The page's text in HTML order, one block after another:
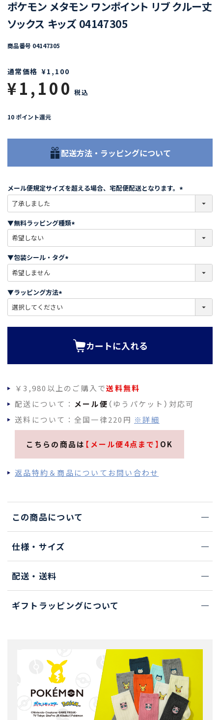
ポケモン メタモン ワンポイント リブ クルー丈
ソックス キッズ 04147305
商品番号 04147305
通常価格 ¥1,100
¥1,100 税込
10 ポイント還元
配送方法・ラッピングについて
メール便規定サイズを超える場合、宅配便配送となります。
必
)
▼無料ラッピング種類
必
)
▼包装シール・タグ
必
)
▼ラッピング方法
必
カートに入れる
￥3,980以上のご購入で送料無料
配送について： メール便 （ゆうパケット）対応可
送料について：全国一律220円 ※詳細
こちらの商品は 【メール便4点まで】 OK
返品特約＆商品についてお問い合わせ
この商品について
仕様・サイズ
配送・送料
ギフトラッピングについて